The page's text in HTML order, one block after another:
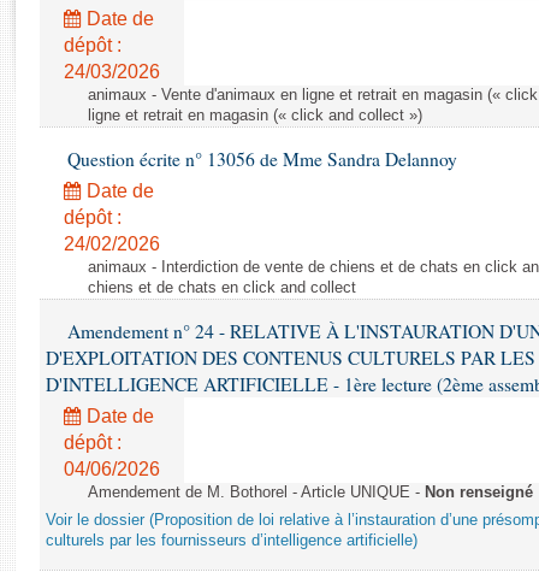
Rapports législatifs
Rapports sur l'application des lois
Baromètre de l’application des lois
Dossiers législatifs
Budget et sécurité sociale
Questions écrites et orales
Comptes rendus des débats
Date de
dépôt :
24/03/2026
animaux - Vente d'animaux en ligne et retrait en magasin («
ligne et retrait en magasin (« click and collect »)
Question écrite n° 13056 de Mme Sandra Delannoy
Date de
dépôt :
24/02/2026
animaux - Interdiction de vente de chiens et de chats en click
chiens et de chats en click and collect
Amendement n° 24 - RELATIVE À L'INSTAURATION
D'EXPLOITATION DES CONTENUS CULTURELS PAR LES
D'INTELLIGENCE ARTIFICIELLE - 1ère lecture (2ème
Date de
dépôt :
04/06/2026
Amendement de M. Bothorel - Article UNIQUE - Non renseigné
Voir le dossier (Proposition de loi relative à l’instauration d’une
culturels par les fournisseurs d’intelligence artificielle)